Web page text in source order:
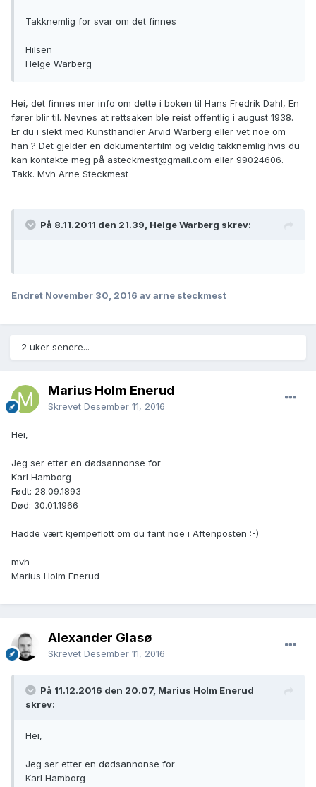
Takknemlig for svar om det finnes
Hilsen
Helge Warberg
Hei, det finnes mer info om dette i boken til Hans Fredrik Dahl, En
fører blir til. Nevnes at rettsaken ble reist offentlig i august 1938.
Er du i slekt med Kunsthandler Arvid Warberg eller vet noe om
han ? Det gjelder en dokumentarfilm og veldig takknemlig hvis du
kan kontakte meg på asteckmest@gmail.com eller 99024606.
Takk. Mvh Arne Steckmest
På 8.11.2011 den 21.39, Helge Warberg skrev:
Endret November 30, 2016 av arne steckmest
2 uker senere...
Marius Holm Enerud
Skrevet Desember 11, 2016
Hei,
Jeg ser etter en dødsannonse for
Karl Hamborg
Født: 28.09.1893
Død: 30.01.1966
Hadde vært kjempeflott om du fant noe i Aftenposten :-)
mvh
Marius Holm Enerud
Alexander Glasø
Skrevet Desember 11, 2016
På 11.12.2016 den 20.07, Marius Holm Enerud
skrev:
Hei,
Jeg ser etter en dødsannonse for
Karl Hamborg